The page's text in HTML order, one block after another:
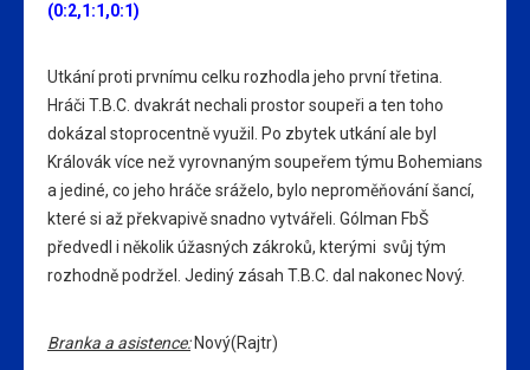
(0:2,1:1,0:1)
Utkání proti prvnímu celku rozhodla jeho první třetina.
Hráči T.B.C. dvakrát nechali prostor soupeři a ten toho
dokázal stoprocentně využil. Po zbytek utkání ale byl
Královák více než vyrovnaným soupeřem týmu Bohemians
a jediné, co jeho hráče sráželo, bylo neproměňování šancí,
které si až překvapivě snadno vytvářeli. Gólman FbŠ
předvedl i několik úžasných zákroků, kterými svůj tým
rozhodně podržel. Jediný zásah T.B.C. dal nakonec Nový.
Branka a asistence:Nový(Rajtr)